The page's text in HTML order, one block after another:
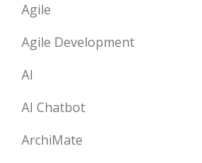
Agile
Agile Development
AI
AI Chatbot
ArchiMate